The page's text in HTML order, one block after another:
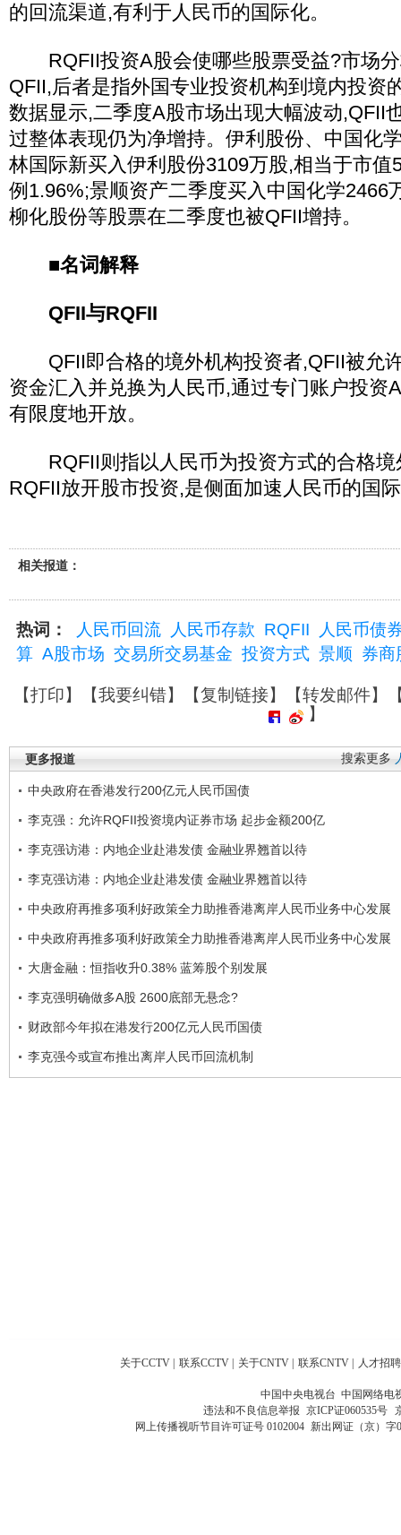
的回流渠道,有利于人民币的国际化。
RQFII投资A股会使哪些股票受益?市场分
QFII,后者是指外国专业投资机构到境内投资
数据显示,二季度A股市场出现大幅波动,QFII
过整体表现仍为净增持。伊利股份、中国化
林国际新买入伊利股份3109万股,相当于市值
例1.96%;景顺资产二季度买入中国化学2466
柳化股份等股票在二季度也被QFII增持。
■名词解释
QFII与RQFII
QFII即合格的境外机构投资者,QFII被允
资金汇入并兑换为人民币,通过专门账户投资
有限度地开放。
RQFII则指以人民币为投资方式的合格境
RQFII放开股市投资,是侧面加速人民币的国
相关报道：
热词： 人民币回流 人民币存款 RQFII
人民币债
算 A股市场 交易所交易基金 投资方式 景顺 券商
【打印】【我要纠错】【复制链接】【转发邮件】
】
搜索更多
更多报道
中央政府在香港发行200亿元人民币国债
李克强：允许RQFII投资境内证券市场 起步金额200亿
李克强访港：内地企业赴港发债 金融业界翘首以待
李克强访港：内地企业赴港发债 金融业界翘首以待
中央政府再推多项利好政策全力助推香港离岸人民币业务中心发展
中央政府再推多项利好政策全力助推香港离岸人民币业务中心发展
大唐金融：恒指收升0.38% 蓝筹股个别发展
李克强明确做多A股 2600底部无悬念?
财政部今年拟在港发行200亿元人民币国债
李克强今或宣布推出离岸人民币回流机制
关于CCTV 联系CCTV 关于CNTV 联系CNTV 人才招聘
中国中央电视台 中国网络电
违法和不良信息举报 京ICP证060535号
网上传播视听节目许可证号 0102004 新出网证（京）